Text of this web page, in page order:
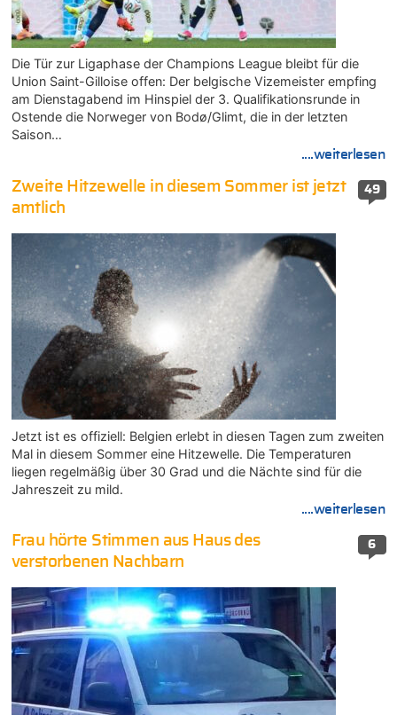
Die Tür zur Ligaphase der Champions League bleibt für die
Union Saint-Gilloise offen: Der belgische Vizemeister empfing
am Dienstagabend im Hinspiel der 3. Qualifikationsrunde in
Ostende die Norweger von Bodø/Glimt, die in der letzten
Saison…
....weiterlesen
49
Zweite Hitzewelle in diesem Sommer ist jetzt
amtlich
Jetzt ist es offiziell: Belgien erlebt in diesen Tagen zum zweiten
Mal in diesem Sommer eine Hitzewelle. Die Temperaturen
liegen regelmäßig über 30 Grad und die Nächte sind für die
Jahreszeit zu mild.
....weiterlesen
6
Frau hörte Stimmen aus Haus des
verstorbenen Nachbarn